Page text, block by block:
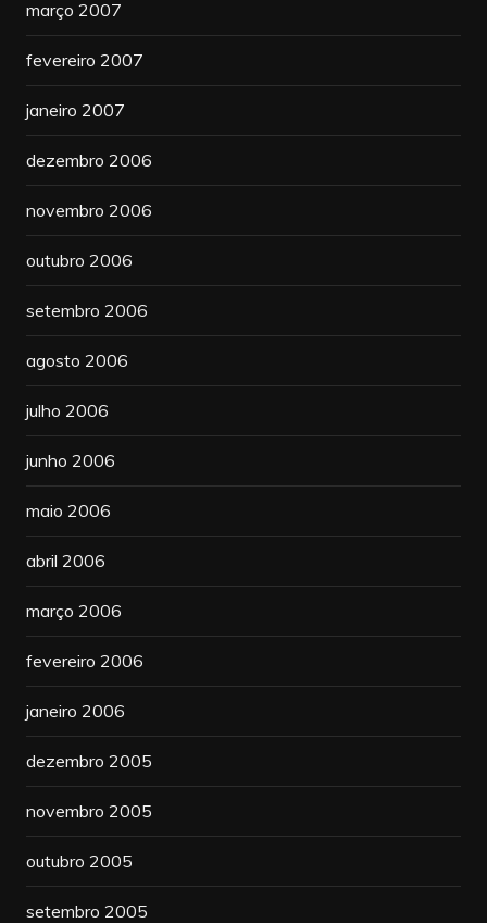
março 2007
fevereiro 2007
janeiro 2007
dezembro 2006
novembro 2006
outubro 2006
setembro 2006
agosto 2006
julho 2006
junho 2006
maio 2006
abril 2006
março 2006
fevereiro 2006
janeiro 2006
dezembro 2005
novembro 2005
outubro 2005
setembro 2005